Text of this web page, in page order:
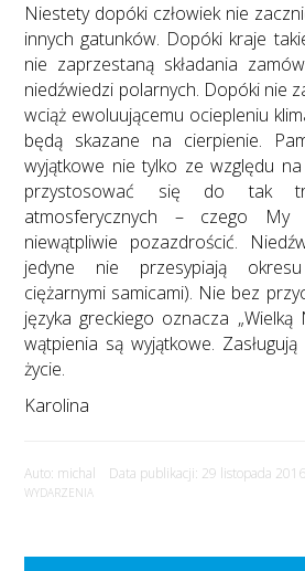
Niestety dopóki człowiek nie
innych gatunków. Dopóki kraje
nie zaprzestaną składania
niedźwiedzi polarnych. Dopóki nie
wciąż ewoluującemu ociepleniu
będą skazane na cierpienie.
wyjątkowe nie tylko ze względu
przystosować się do tak
atmosferycznych – czego My
niewątpliwie pozazdrościć.
jedyne nie przesypiają
ciężarnymi samicami). Nie bez
języka greckiego oznacza „Wielką
wątpienia są wyjątkowe.
życie.
Karolina
Auto: michal Data publikacji: 29 listopada
WYDARZENIA